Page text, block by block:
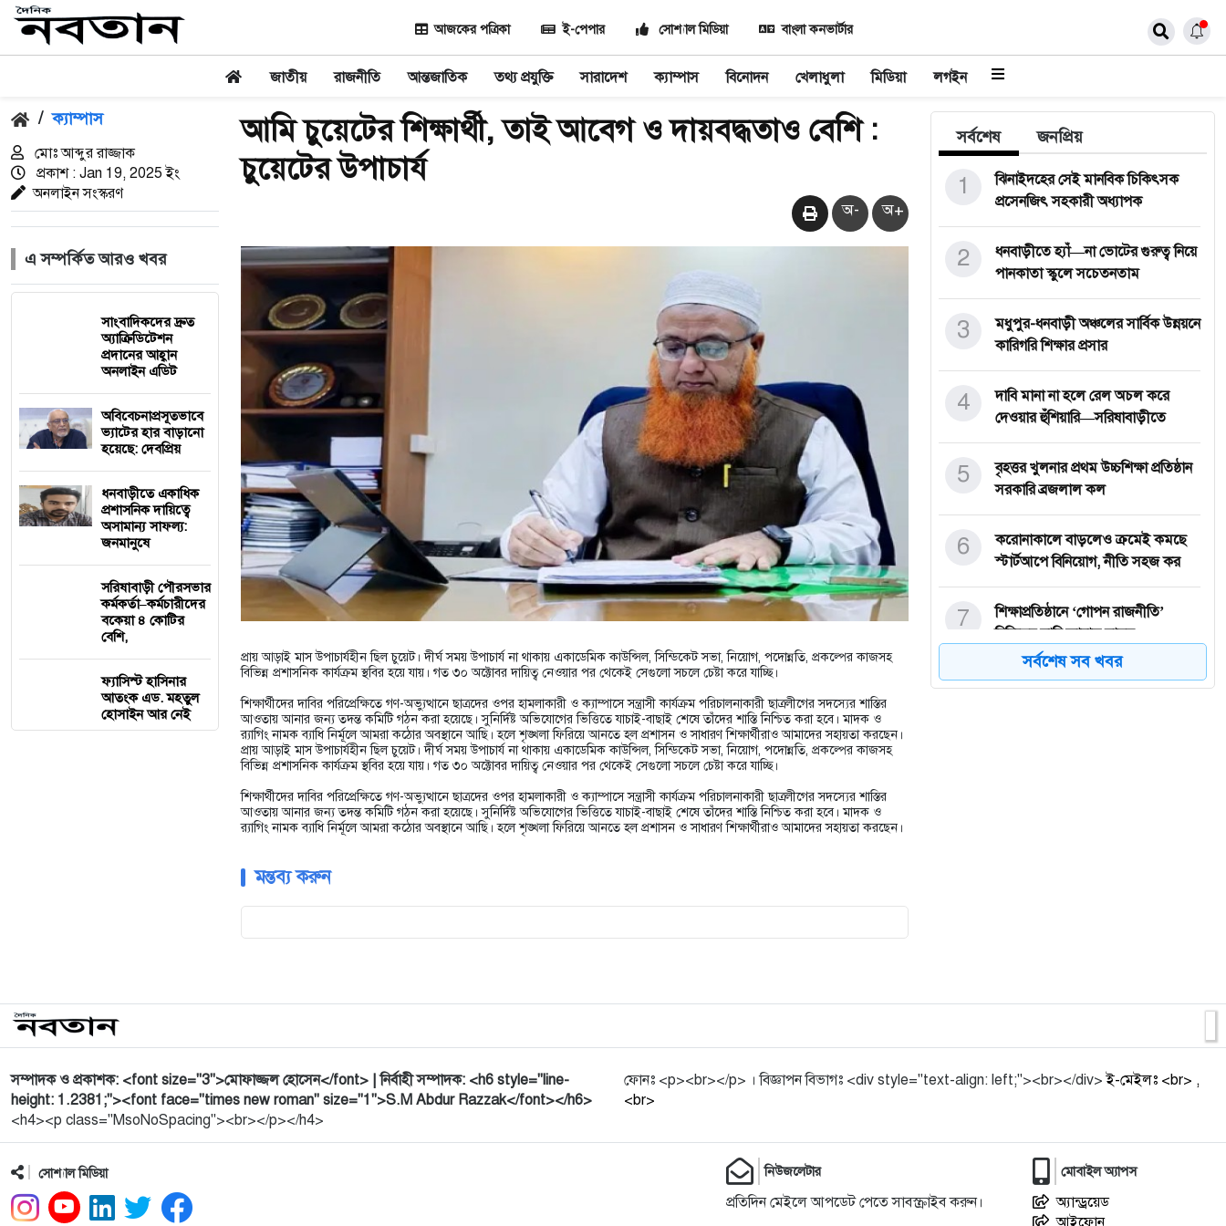
আজকের পত্রিকা ই-পেপার সোশ্যাল মিডিয়া বাংলা কনভার্টার
জাতীয় রাজনীতি আন্তজাতিক তথ্য প্রযুক্তি সারাদেশ ক্যাম্পাস বিনোদন খেলাধুলা মিডিয়া লগইন
/ ক্যাম্পাস
মোঃ আব্দুর রাজ্জাক
প্রকাশ : Jan 19, 2025 ইং
অনলাইন সংস্করণ
এ সম্পর্কিত আরও খবর
সাংবাদিকদের দ্রুত
অ্যাক্রিডিটেশন
প্রদানের আহ্বান
অনলাইন এডিট
অবিবেচনাপ্রসূতভাবে
ভ্যাটের হার বাড়ানো
হয়েছে: দেবপ্রিয়
ধনবাড়ীতে একাধিক
প্রশাসনিক দায়িত্বে
অসামান্য সাফল্য:
জনমানুষে
সরিষাবাড়ী পৌরসভার
কর্মকর্তা–কর্মচারীদের
বকেয়া ৪ কোটির
বেশি,
ফ্যাসিস্ট হাসিনার
আতংক এড. মহতুল
হোসাইন আর নেই
আমি চুয়েটের শিক্ষার্থী, তাই আবেগ ও দায়বদ্ধতাও বেশি :
চুয়েটের উপাচার্য
অ- অ+
প্রায় আড়াই মাস উপাচার্যহীন ছিল চুয়েট। দীর্ঘ সময় উপাচার্য না থাকায় একাডেমিক কাউন্সিল, সিন্ডিকেট সভা, নিয়োগ, পদোন্নতি, প্রকল্পের কাজসহ
বিভিন্ন প্রশাসনিক কার্যক্রম স্থবির হয়ে যায়। গত ৩০ অক্টোবর দায়িত্ব নেওয়ার পর থেকেই সেগুলো সচলে চেষ্টা করে যাচ্ছি।
শিক্ষার্থীদের দাবির পরিপ্রেক্ষিতে গণ-অভ্যুত্থানে ছাত্রদের ওপর হামলাকারী ও ক্যাম্পাসে সন্ত্রাসী কার্যক্রম পরিচালনাকারী ছাত্রলীগের সদস্যের শাস্তির
আওতায় আনার জন্য তদন্ত কমিটি গঠন করা হয়েছে। সুনির্দিষ্ট অভিযোগের ভিত্তিতে যাচাই-বাছাই শেষে তাঁদের শাস্তি নিশ্চিত করা হবে। মাদক ও
র‍্যাগিং নামক ব্যাধি নির্মূলে আমরা কঠোর অবস্থানে আছি। হলে শৃঙ্খলা ফিরিয়ে আনতে হল প্রশাসন ও সাধারণ শিক্ষার্থীরাও আমাদের সহায়তা করছেন।
প্রায় আড়াই মাস উপাচার্যহীন ছিল চুয়েট। দীর্ঘ সময় উপাচার্য না থাকায় একাডেমিক কাউন্সিল, সিন্ডিকেট সভা, নিয়োগ, পদোন্নতি, প্রকল্পের কাজসহ
বিভিন্ন প্রশাসনিক কার্যক্রম স্থবির হয়ে যায়। গত ৩০ অক্টোবর দায়িত্ব নেওয়ার পর থেকেই সেগুলো সচলে চেষ্টা করে যাচ্ছি।
শিক্ষার্থীদের দাবির পরিপ্রেক্ষিতে গণ-অভ্যুত্থানে ছাত্রদের ওপর হামলাকারী ও ক্যাম্পাসে সন্ত্রাসী কার্যক্রম পরিচালনাকারী ছাত্রলীগের সদস্যের শাস্তির
আওতায় আনার জন্য তদন্ত কমিটি গঠন করা হয়েছে। সুনির্দিষ্ট অভিযোগের ভিত্তিতে যাচাই-বাছাই শেষে তাঁদের শাস্তি নিশ্চিত করা হবে। মাদক ও
র‍্যাগিং নামক ব্যাধি নির্মূলে আমরা কঠোর অবস্থানে আছি। হলে শৃঙ্খলা ফিরিয়ে আনতে হল প্রশাসন ও সাধারণ শিক্ষার্থীরাও আমাদের সহায়তা করছেন।
মন্তব্য করুন
সর্বশেষ জনপ্রিয়
ঝিনাইদহের সেই মানবিক চিকিৎসক
প্রসেনজিৎ সহকারী অধ্যাপক
1
ধনবাড়ীতে হ্যাঁ—না ভোটের গুরুত্ব নিয়ে
পানকাতা স্কুলে সচেতনতাম
2
মধুপুর-ধনবাড়ী অঞ্চলের সার্বিক উন্নয়নে
কারিগরি শিক্ষার প্রসার
3
দাবি মানা না হলে রেল অচল করে
দেওয়ার হুঁশিয়ারি—সরিষাবাড়ীতে
4
বৃহত্তর খুলনার প্রথম উচ্চশিক্ষা প্রতিষ্ঠান
সরকারি ব্রজলাল কল
5
করোনাকালে বাড়লেও ক্রমেই কমছে
স্টার্টআপে বিনিয়োগ, নীতি সহজ কর
6
শিক্ষাপ্রতিষ্ঠানে ‘গোপন রাজনীতি’
নিষিদ্ধের দাবি জানাল ছাত্রদ
7
সরিষাবাড়ীতে থানায় অভিযোগ দায়েরের
8
আমাদের জীবিত কিংবদন্তি দিলারা
13
টাকা চাঁদা দাবি: ঘর নির্মাণে
সরিষাবাড়ীতে সেনাবাহিনীর অভিযানে
শর্টগান ও গুলিসহ যুবক আটক
15
সর্বশেষ সব খবর
সম্পাদক ও প্রকাশক: <font size="3">মোফাজ্জল হোসেন</font> | নির্বাহী সম্পাদক: <h6 style="line-
height: 1.2381;"><font face="times new roman" size="1">S.M Abdur Razzak</font></h6>
<h4><p class="MsoNoSpacing"><br></p></h4>
ফোনঃ <p><br></p> । বিজ্ঞাপন বিভাগঃ <div style="text-align: left;"><br></div>ই-মেইলঃ <br> ,
<br>
সোশ্যাল মিডিয়া নিউজলেটার
প্রতিদিন মেইলে আপডেট পেতে সাবস্ক্রাইব করুন।
মোবাইল অ্যাপস
অ্যান্ড্রয়েড